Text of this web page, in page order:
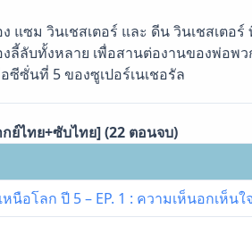
แซม วินเชสเตอร์ และ ดีน วินเชสเตอ
ลี้ลับทั้งหลาย เพื่อสานต่องานของพ่อพว
ซีซั่นที่ 5 ของซูเปอร์เนเชอรัล
ย์ไทย+ซับไทย] (22 ตอนจบ)
นือโลก ปี 5 – EP. 1 : ความเห็นอกเห็นใ